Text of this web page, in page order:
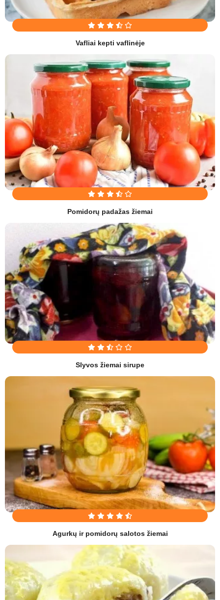
Vafliai kepti vaflinėje
Pomidorų padažas žiemai
Slyvos žiemai sirupe
Agurkų ir pomidorų salotos žiemai